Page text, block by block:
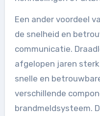
Een ander voordeel
de snelheid en
communicatie.
afgelopen jaren
snelle en
verschillende
brandmeldsysteem.